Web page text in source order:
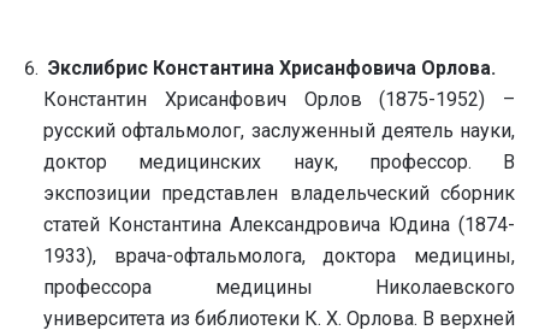
Экслибрис Константина Хрисанфовича Орлова.
Константин Хрисанфович Орлов (1875-1952) –
русский офтальмолог, заслуженный деятель науки,
доктор медицинских наук, профессор. В
экспозиции представлен владельческий сборник
статей Константина Александровича Юдина (1874-
1933), врача-офтальмолога, доктора медицины,
профессора медицины Николаевского
университета из библиотеки К. Х. Орлова. В верхней